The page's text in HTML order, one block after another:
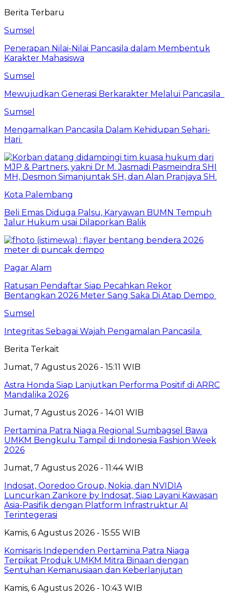
Berita Terbaru
Sumsel
Penerapan Nilai-Nilai Pancasila dalam Membentuk
Karakter Mahasiswa
Sumsel
Mewujudkan Generasi Berkarakter Melalui Pancasila
Sumsel
Mengamalkan Pancasila Dalam Kehidupan Sehari-
Hari
Kota Palembang
Beli Emas Diduga Palsu, Karyawan BUMN Tempuh
Jalur Hukum usai Dilaporkan Balik
Pagar Alam
Ratusan Pendaftar Siap Pecahkan Rekor
Bentangkan 2026 Meter Sang Saka Di Atap Dempo
Sumsel
Integritas Sebagai Wajah Pengamalan Pancasila
Berita Terkait
Jumat, 7 Agustus 2026 - 15:11 WIB
Astra Honda Siap Lanjutkan Performa Positif di ARRC
Mandalika 2026
Jumat, 7 Agustus 2026 - 14:01 WIB
Pertamina Patra Niaga Regional Sumbagsel Bawa
UMKM Bengkulu Tampil di Indonesia Fashion Week
2026
Jumat, 7 Agustus 2026 - 11:44 WIB
Indosat, Ooredoo Group, Nokia, dan NVIDIA
Luncurkan Zankore by Indosat, Siap Layani Kawasan
Asia-Pasifik dengan Platform Infrastruktur AI
Terintegerasi
Kamis, 6 Agustus 2026 - 15:55 WIB
Komisaris Independen Pertamina Patra Niaga
Terpikat Produk UMKM Mitra Binaan dengan
Sentuhan Kemanusiaan dan Keberlanjutan
Kamis, 6 Agustus 2026 - 10:43 WIB